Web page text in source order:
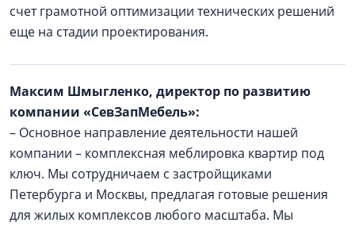
счет грамотной оптимизации технических решений
еще на стадии проектирования.
Максим Шмыгленко, директор по развитию
компании «СевЗапМебель»:
– Основное направление деятельности нашей
компании – комплексная меблировка квартир под
ключ. Мы сотрудничаем с застройщиками
Петербурга и Москвы, предлагая готовые решения
для жилых комплексов любого масштаба. Мы